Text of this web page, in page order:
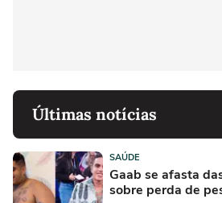
Últimas notícias
SAÚDE
Gaab se afasta
sobre perda de